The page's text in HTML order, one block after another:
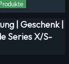
| Geschenk |
Series X/S-